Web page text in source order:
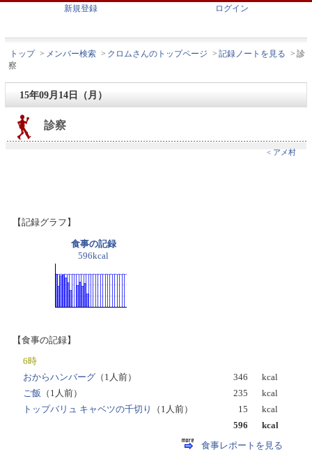
新規登録 ログイン
トップ > メンバー検索 > クロムさんのトップページ > 記録ノートを見る > 診
察
15年09月14日（月）
診察
< アメ村
【記録グラフ】
食事の記録
596kcal
【食事の記録】
6時
おからハンバーグ （1人前） 346
kcal
ご飯 （1人前） 235
kcal
トップバリュ キャベツの千切り
（1人前） 15
kcal
596
kcal
食事レポートを見る